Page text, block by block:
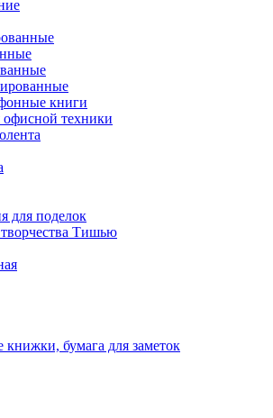
книги
техники
для поделок
Тишью
бумага для заметок